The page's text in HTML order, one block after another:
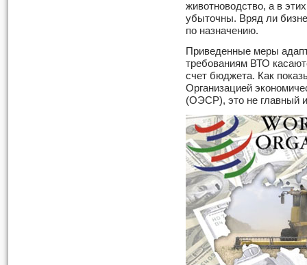
животноводство, а в
убыточны. Вряд ли
по назначению.
Приведенные меры
требованиям ВТО
счет бюджета. Как
Организацией
(ОЭСР), это не главный